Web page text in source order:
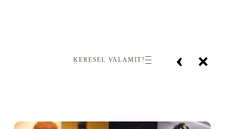
‹ ×
KERESEL VALAMIT?